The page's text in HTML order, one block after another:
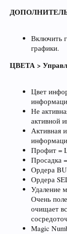
Включить
графики.
ЦВЕТА >
Цвет
Не
активной
Активная
Профит =
Просадка
Ордера
Ордера
Удаление
Очень
очищает
Magic